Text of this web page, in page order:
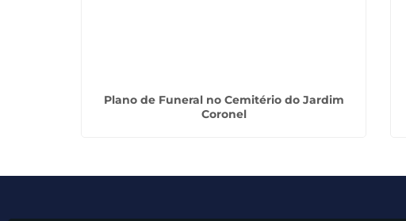
Plano de Funeral no Cemitério do Jardim
Coronel